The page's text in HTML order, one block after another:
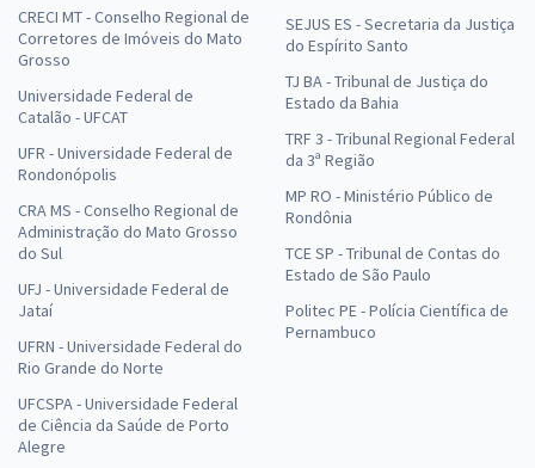
CRECI MT - Conselho Regional de
Corretores de Imóveis do Mato
Grosso
Universidade Federal de
Catalão - UFCAT
UFR - Universidade Federal de
Rondonópolis
CRA MS - Conselho Regional de
Administração do Mato Grosso
do Sul
UFJ - Universidade Federal de
Jataí
UFRN - Universidade Federal do
Rio Grande do Norte
UFCSPA - Universidade Federal
de Ciência da Saúde de Porto
Alegre
SEJUS ES - Secretaria da Justiça
do Espírito Santo
TJ BA - Tribunal de Justiça do
Estado da Bahia
TRF 3 - Tribunal Regional Federal
da 3ª Região
MP RO - Ministério Público de
Rondônia
TCE SP - Tribunal de Contas do
Estado de São Paulo
Politec PE - Polícia Científica de
Pernambuco